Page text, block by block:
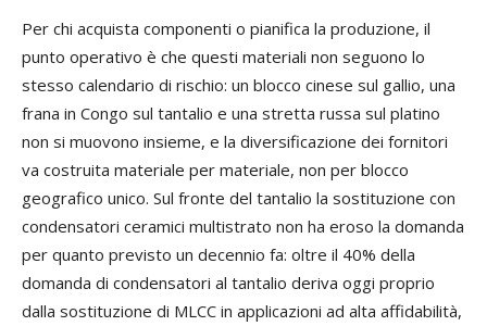
Per chi acquista componenti o pianifica la produzione, il
punto operativo è che questi materiali non seguono lo
stesso calendario di rischio: un blocco cinese sul gallio, una
frana in Congo sul tantalio e una stretta russa sul platino
non si muovono insieme, e la diversificazione dei fornitori
va costruita materiale per materiale, non per blocco
geografico unico. Sul fronte del tantalio la sostituzione con
condensatori ceramici multistrato non ha eroso la domanda
per quanto previsto un decennio fa: oltre il 40% della
domanda di condensatori al tantalio deriva oggi proprio
dalla sostituzione di MLCC in applicazioni ad alta affidabilità,